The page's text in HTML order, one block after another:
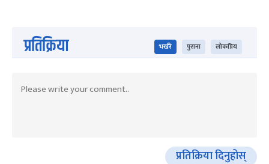
प्रतिक्रिया भर्खरै पुराना लोकप्रिय
प्रतिक्रिया दिनुहोस्